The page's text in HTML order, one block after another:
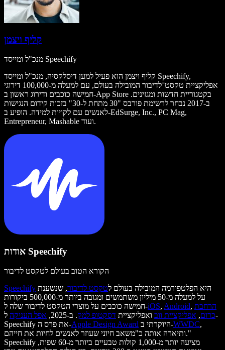
קליף ויצמן
מנכ"ל ומייסד Speechify
קליף ויצמן הוא פעיל למען דיסלקסיה, מנכ"ל ומייסד Speechify,
אפליקציית טקסט־לדיבור המובילה בעולם, עם למעלה מ-100,000 דירוגי
חמישה כוכבים ודירוג ראשון ב-App Store בקטגוריית חדשות ומגזינים.
ב-2017 נבחר לרשימת פורבס "30 מתחת ל-30" בזכות קידום הנגישות
לאנשים עם לקויות למידה. הופיע ב-EdSurge, Inc., PC Mag,
Entrepreneur, Mashable ועוד.
אודות Speechify
הקורא הטוב בעולם לטקסט לדיבור
Speechify
היא הפלטפורמה המובילה בעולם לטקסט לדיבור, שנשענת
על למעלה מ-50 מיליון משתמשים ומגובה ביותר מ-500,000 ביקורות
חמישה כוכבים על מוצרי הטקסט לדיבור שלה ל-iOS, Android, הרחבת
כרום, אפליקציית ווב ואפליקציית דסקטופ למק. ב-2025, אפל העניקה ל-
Speechify את פרס ה-Apple Design Award היוקרתי ב-WWDC,
ותיארה אותה כ"משאב חיוני שעוזר לאנשים לחיות את חייהם."
Speechify מציעה יותר מ-1,000 קולות טבעיים ביותר מ-60 שפות,